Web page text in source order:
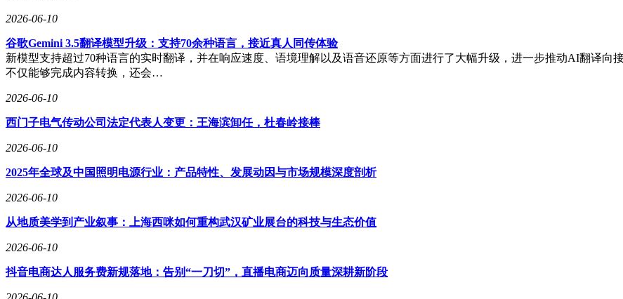
2026-06-10
谷歌Gemini 3.5翻译模型升级：支持70余种语言，接近真人同传体验
新模型支持超过70种语言的实时翻译，并在响应速度、语境理解以及语音还原等方面进行了大幅升级，进一步推动AI翻译向
不仅能够完成内容转换，还会…
2026-06-10
西门子电气传动公司法定代表人变更：王海滨卸任，杜春岭接棒
2026-06-10
2025年全球及中国照明电源行业：产品特性、发展动因与市场规模深度剖析
2026-06-10
从地质美学到产业叙事：上海西咪如何重构武汉矿业展台的科技与生态价值
2026-06-10
抖音电商达人服务费新规落地：告别“一刀切”，直播电商迈向质量深耕新阶段